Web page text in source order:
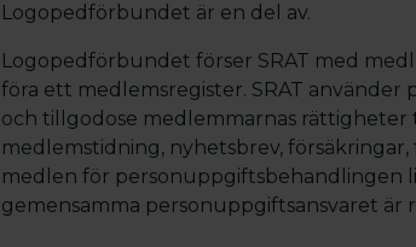
Logopedförbundet är en del av.
Logopedförbundet förser SRAT med
föra ett medlemsregister. SRAT
och tillgodose medlemmarnas rättigheter
medlemstidning, nyhetsbrev,
medlen för personuppgiftsbehandlingen
gemensamma personuppgiftsansvaret är